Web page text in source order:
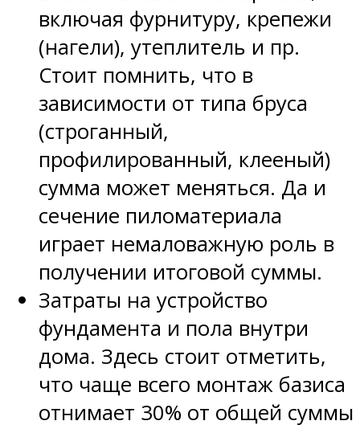
включая фурнитуру, крепежи
(нагели), утеплитель и пр.
Стоит помнить, что в
зависимости от типа бруса
(строганный,
профилированный, клееный)
сумма может меняться. Да и
сечение пиломатериала
играет немаловажную роль в
получении итоговой суммы.
Затраты на устройство
фундамента и пола внутри
дома. Здесь стоит отметить,
что чаще всего монтаж базиса
отнимает 30% от общей суммы